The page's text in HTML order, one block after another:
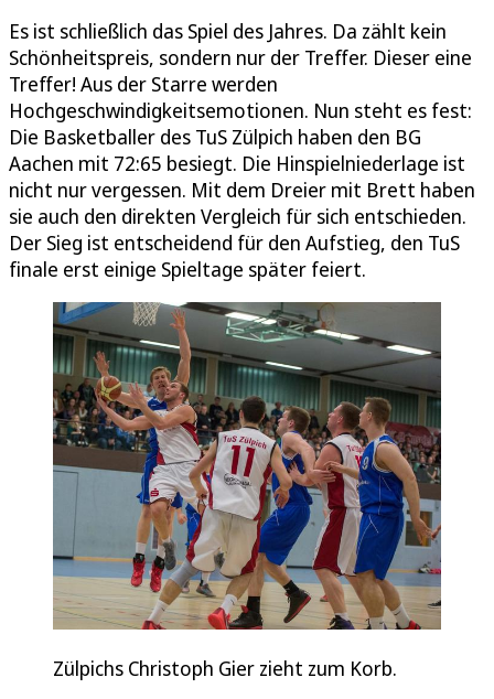
Es ist schließlich das Spiel des Jahres. Da zählt kein
Schönheitspreis, sondern nur der Treffer. Dieser eine
Treffer! Aus der Starre werden
Hochgeschwindigkeitsemotionen. Nun steht es fest:
Die Basketballer des TuS Zülpich haben den BG
Aachen mit 72:65 besiegt. Die Hinspielniederlage ist
nicht nur vergessen. Mit dem Dreier mit Brett haben
sie auch den direkten Vergleich für sich entschieden.
Der Sieg ist entscheidend für den Aufstieg, den TuS
finale erst einige Spieltage später feiert.
Zülpichs Christoph Gier zieht zum Korb.